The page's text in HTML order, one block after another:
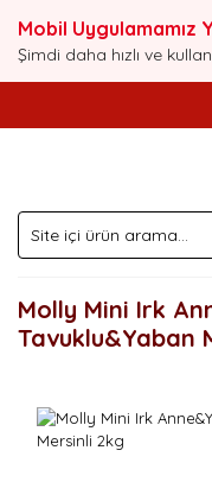
Mobil Uygulamamız
Şimdi daha hızlı ve
Molly Mini Irk
Tavuklu&Yaban